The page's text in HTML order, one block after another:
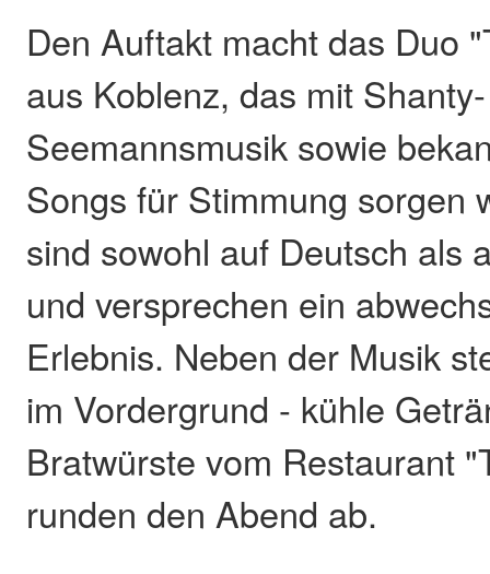
Den Auftakt macht das Duo
aus Koblenz, das mit
Seemannsmusik sowie
Songs für Stimmung sorgen
sind sowohl auf Deutsch als
und versprechen ein
Erlebnis. Neben der Musik
im Vordergrund - kühle
Bratwürste vom Restaurant
runden den Abend ab.